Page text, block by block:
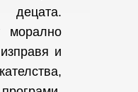
морално
и